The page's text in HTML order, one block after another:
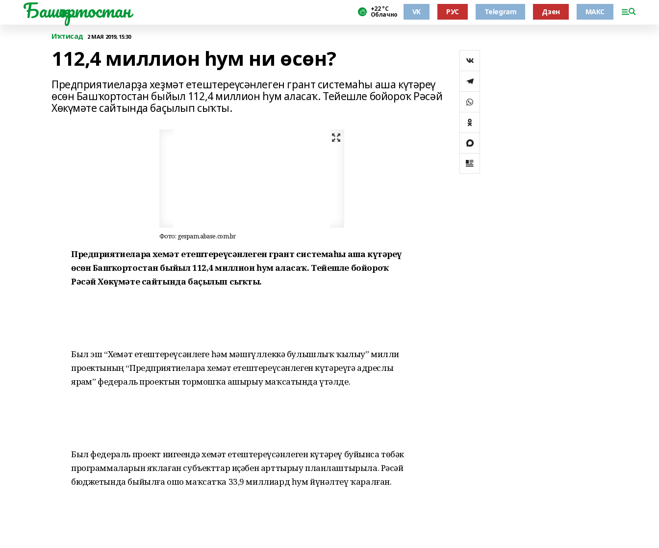
Башҡортостан +22 °С
Облачно VK РУС Telegram Дзен МАКС
Иҡтисад 2 МАЯ 2019, 15:30
112,4 миллион һум ни өсөн?
Предприятиеларҙа хеҙмәт етештереүсәнлеген грант системаһы аша күтәреү
өсөн Башҡортостан быйыл 112,4 миллион һум аласаҡ. Тейешле бойороҡ Рәсәй
Хөкүмәте сайтында баҫылып сыҡты.
Фото: gespam.abase.com.br
Предприятиеларҙа хеҙмәт етештереүсәнлеген грант системаһы аша күтәреү
өсөн Башҡортостан быйыл 112,4 миллион һум аласаҡ. Тейешле бойороҡ
Рәсәй Хөкүмәте сайтында баҫылып сыҡты.
Был эш “Хеҙмәт етештереүсәнлеге һәм мәшғүллеккә булышлыҡ ҡылыу” милли
проектының “Предприятиеларҙа хеҙмәт етештереүсәнлеген күтәреүгә адреслы
ярҙам” федераль проектын тормошҡа ашырыу маҡсатында үтәлде.
Был федераль проект нигеҙендә хеҙмәт етештереүсәнлеген күтәреү буйынса төбәк
программаларын яҡлаған субъекттар иҫәбен арттырыу планлаштырыла. Рәсәй
бюджетында быйылға ошо маҡсатҡа 33,9 миллиард һум йүнәлтеү ҡаралған.